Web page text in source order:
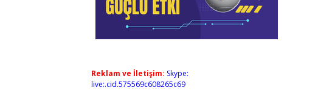
Reklam ve İletişim: Skype:
live:.cid.575569c608265c69